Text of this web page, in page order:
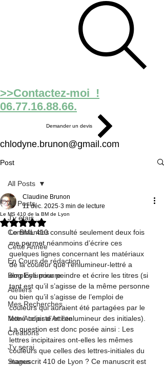
>>Contactez-moi !
06.77.16.88.66.
Demander un devis
chlodyne.brunon@gmail.com
Post
All Posts
J'y étais ...
Commandes
Cette Année
En Cours de rédaction
Blog Enluminure
Ateliers
Mes Recherches
Mon Atelier d'Artiste
Créations
J'y serai
Stages
All Posts
Le MS 410 de la BM de Lyon
Claudine Brunon
11 déc. 2025 3 min de lecture
Noté NaN étoiles sur 5.
Le BML 410 consulté seulement deux fois
me permet néanmoins d’écrire ces
quelques lignes concernant les matériaux
de la couleur que l’enlumineur-lettré a
employé pour peindre et écrire les titres (si
tant est qu’il s’agisse de la même personne
ou bien qu’il s’agisse de l’emploi de
couleurs qui auraient été partagées par le
lettré-copiste et l’enlumineur des initiales).
La question est donc posée ainsi : Les
lettres incipitaires ont-elles les mêmes
couleurs que celles des lettres-initiales du
manuscrit 410 de Lyon ? Ce manuscrit est